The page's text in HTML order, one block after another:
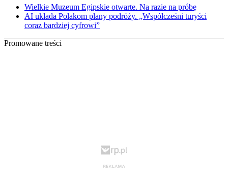
Wielkie Muzeum Egipskie otwarte. Na razie na próbę
AI układa Polakom plany podróży. „Współcześni turyści
coraz bardziej cyfrowi”
Promowane treści